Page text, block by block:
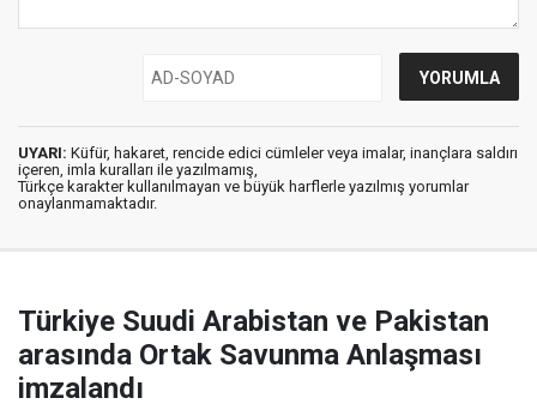
UYARI: Küfür, hakaret, rencide edici cümleler veya imalar, inançlara saldırı
içeren, imla kuralları ile yazılmamış,
Türkçe karakter kullanılmayan ve büyük harflerle yazılmış yorumlar
onaylanmamaktadır.
Türkiye Suudi Arabistan ve Pakistan
arasında Ortak Savunma Anlaşması
imzalandı